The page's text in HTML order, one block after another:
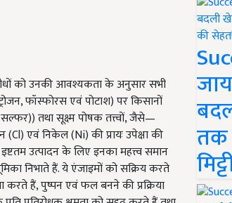
को उनकी आवश्यकता के अनुसार सभी
फॉस्फोरस एवं पोटाश) पर किसानों
सल्फर)) तथा सूक्ष्म पोषक तत्त्वों, जैसे—
(Cl) एवं निकेल (Ni) की प्रायः उपेक्षा की
उत्पादन के लिए इनका महत्त्व समान
निभाते हैं. ये एंजाइमों को सक्रिय करते
करते हैं, पुष्पन एवं फल बनने की प्रक्रिया
तक